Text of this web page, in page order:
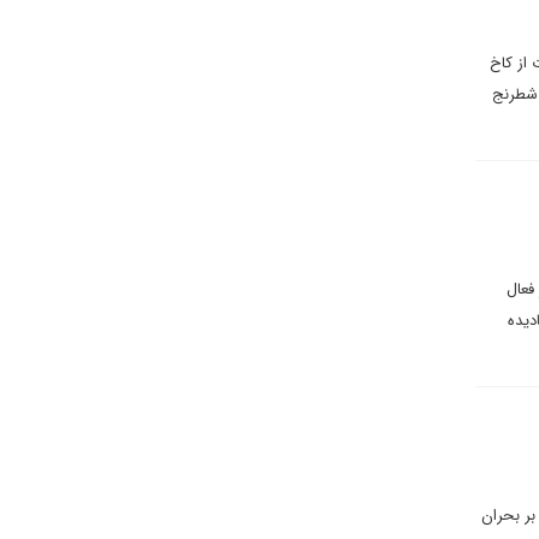
از کاخ
شطرنج
بحران